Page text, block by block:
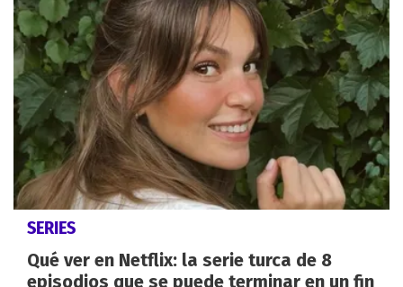
SERIES
Qué ver en Netflix: la serie turca de 8
episodios que se puede terminar en un fin